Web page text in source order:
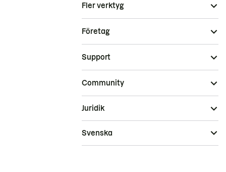
Fler verktyg
Företag
Support
Community
Juridik
Svenska